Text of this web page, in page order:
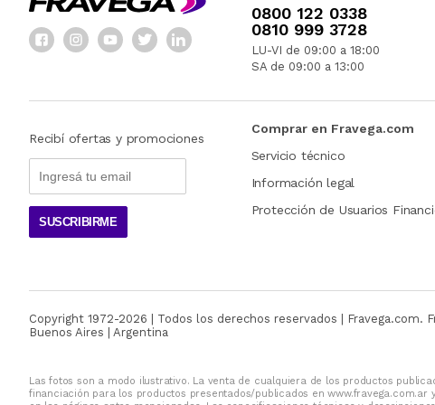
Estamos acá para resolver todas tus dudas y brindarte
0800 122 0338
0810 999 3728
LU-VI de 09:00 a 18:00
SA de 09:00 a 13:00
Recibí ofertas y promociones
SUSCRIBIRME
Comprar en Fravega.com
Servicio técnico
Información legal
Protección de Usuarios
Copyright 1972-2026 | Todos los derechos reservados | Fravega.com.
Buenos Aires | Argentina
Las fotos son a modo ilustrativo. La venta de cualquiera de los productos
financiación para los productos presentados/publicados en